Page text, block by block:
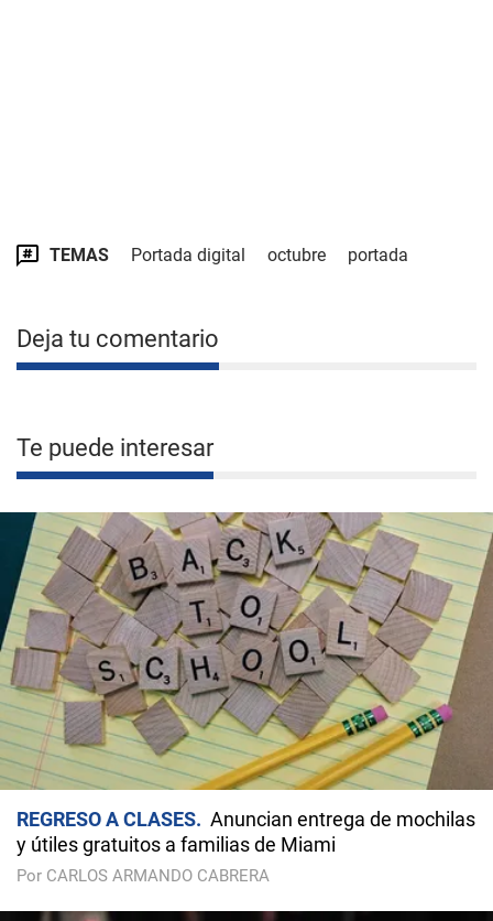
TEMAS Portada digital octubre portada
Deja tu comentario
Te puede interesar
REGRESO A CLASES
Anuncian entrega de mochilas
y útiles gratuitos a familias de Miami
Por CARLOS ARMANDO CABRERA